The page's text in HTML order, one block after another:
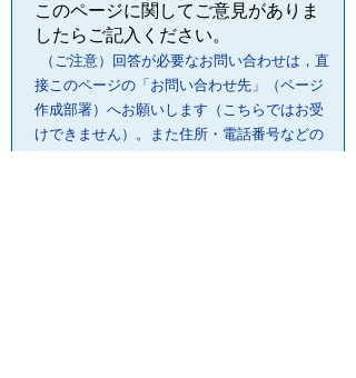
このページに関してご意見がありま
したらご記入ください。
（ご注意）回答が必要なお問い合わせは，直
接このページの「お問い合わせ先」（ページ
作成部署）へお願いします（こちらではお受
けできません）。また住所・電話番号などの